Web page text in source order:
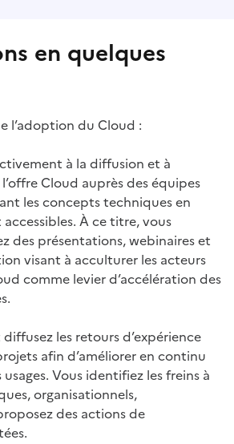
en quelques
l’adoption du Cloud :
à la diffusion et à
Cloud auprès des équipes
les concepts techniques en
À ce titre, vous
des présentations, webinaires et
visant à acculturer les acteurs
comme levier d’accélération des
les retours d’expérience
afin d’améliorer en continu
Vous identifiez les freins à
organisationnels,
des actions de